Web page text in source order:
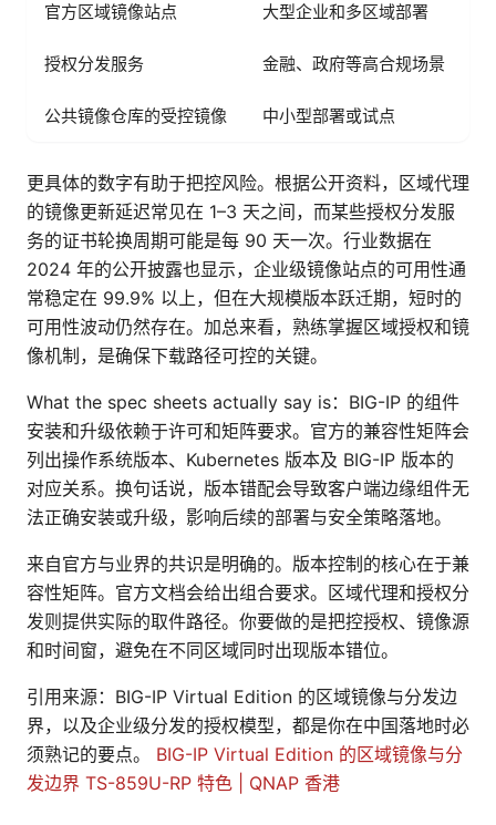
官方区域镜像站点 大型企业和多区域部署
授权分发服务 金融、政府等高合规场景
公共镜像仓库的受控镜像 中小型部署或试点
更具体的数字有助于把控风险。根据公开资料，区域代理
的镜像更新延迟常见在 1–3 天之间，而某些授权分发服
务的证书轮换周期可能是每 90 天一次。行业数据在
2024 年的公开披露也显示，企业级镜像站点的可用性通
常稳定在 99.9% 以上，但在大规模版本跃迁期，短时的
可用性波动仍然存在。加总来看，熟练掌握区域授权和镜
像机制，是确保下载路径可控的关键。
What the spec sheets actually say is：BIG-IP 的组件
安装和升级依赖于许可和矩阵要求。官方的兼容性矩阵会
列出操作系统版本、Kubernetes 版本及 BIG-IP 版本的
对应关系。换句话说，版本错配会导致客户端边缘组件无
法正确安装或升级，影响后续的部署与安全策略落地。
来自官方与业界的共识是明确的。版本控制的核心在于兼
容性矩阵。官方文档会给出组合要求。区域代理和授权分
发则提供实际的取件路径。你要做的是把控授权、镜像源
和时间窗，避免在不同区域同时出现版本错位。
引用来源：BIG-IP Virtual Edition 的区域镜像与分发边
界，以及企业级分发的授权模型，都是你在中国落地时必
须熟记的要点。 BIG-IP Virtual Edition 的区域镜像与分
发边界 TS-859U-RP 特色 | QNAP 香港